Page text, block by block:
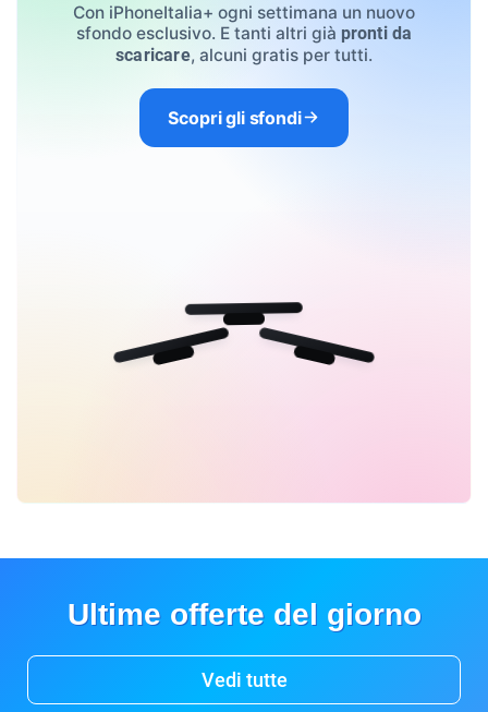
Con iPhoneItalia+ ogni settimana un nuovo
sfondo esclusivo. E tanti altri già pronti da
scaricare, alcuni gratis per tutti.
Scopri gli sfondi
Ultime offerte del giorno
Vedi tutte